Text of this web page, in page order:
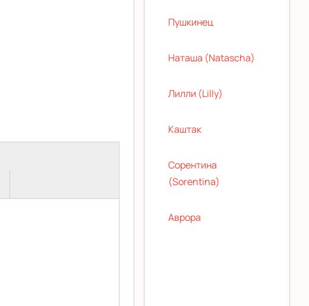
Пушкинец
Наташа (Natascha)
Лилли (Lilly)
Каштак
Сорентина
(Sorentina)
Аврора